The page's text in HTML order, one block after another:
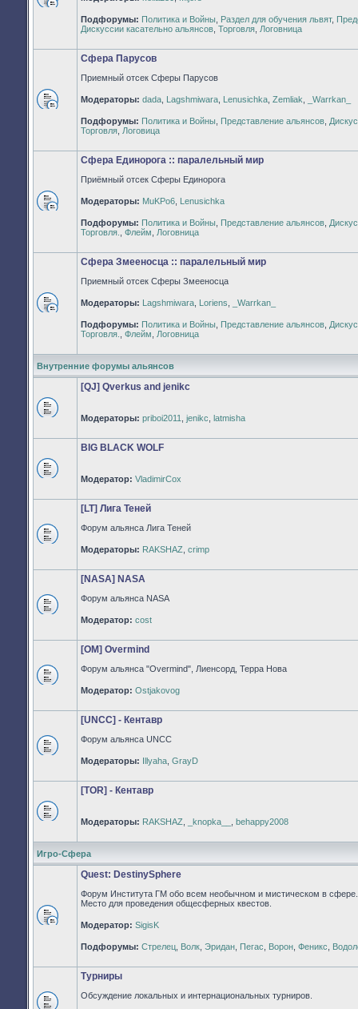
непрочитанных
сообщений
Подфорумы: Политика и Войны Раздел для обучения львят,
Дискуссии касательно альянсов Торговля Логовница
непрочитанных
сообщений
Сфера Парусов
Приемный отсек Сферы Парусов
Модераторы: dada Lagshmiwara Lenusichka Zemliak _Warrkan_
Подфорумы: Политика и Войны Представление альянсов
Торговля Логовица
непрочитанных
сообщений
Сфера Единорога :: паралельный мир
Приёмный отсек Сферы Единорога
Модераторы: MuKPo6 Lenusichka
Подфорумы: Политика и Войны Представление альянсов
Торговля.
Флейм Логовница
непрочитанных
сообщений
Сфера Змееносца :: паралельный мир
Приемный отсек Сферы Змееносца
Модераторы: Lagshmiwara Loriens _Warrkan_
Подфорумы: Политика и Войны Представление альянсов
Торговля.
Флейм Логовница
Внутренние форумы альянсов
Нет
сообщений
[QJ] Qverkus and jenikc
Модераторы: priboi2011 jenikc latmisha
Нет
сообщений
BIG BLACK WOLF
Модератор: VladimirCox
Нет
непрочитанных
[LT] Лига Теней
Форум альянса Лига Теней
Модераторы: RAKSHAZ crimp
Нет
непрочитанных
[NASA] NASA
Форум альянса NASA
Модератор: cost
Нет
непрочитанных
[OM] Overmind
Форум альянса "Overmind", Лиенсорд, Терра Нова
Модератор: Ostjakovog
Нет
непрочитанных
[UNCC] - Кентавр
Форум альянса UNCC
Модераторы: Illyaha GrayD
Нет
сообщений
[TOR] - Кентавр
Модераторы: RAKSHAZ _knopka__ behappy2008
Игро-Сфера
Нет
сообщений
Quest: DestinySphere
Форум Института ГМ обо всем необычном и мистическом в сфере.
Место для проведения общесферных квестов.
Модератор: SigisK
Подфорумы: Стрелец Волк Эридан Пегас Ворон Феникс
Турниры
Обсуждение локальных и интернациональных турниров.